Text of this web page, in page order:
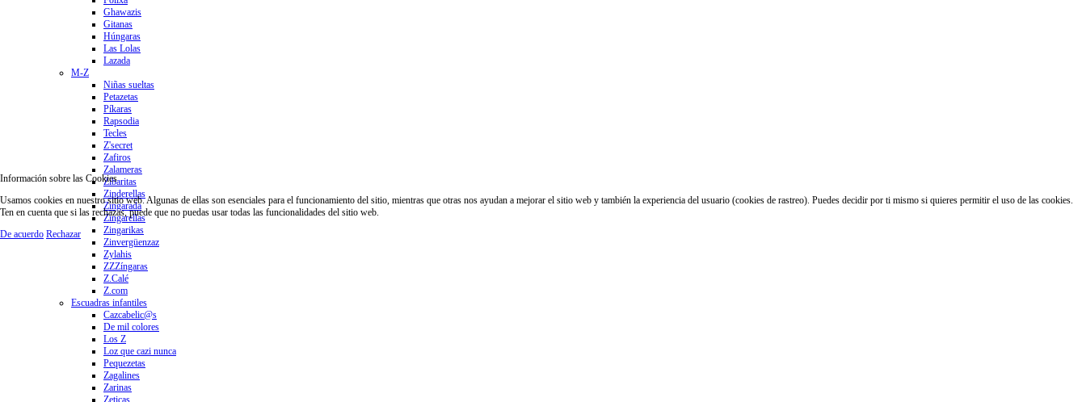
Ghawazis
Gitanas
Húngaras
Las Lolas
Lazada
M-Z
Niñas sueltas
Petazetas
Píkaras
Rapsodia
Tecles
Z'secret
Zafiros
Zalameras
Zibaritas
Zinderellas
Zingarada
Zingarellas
Zingarikas
Zinvergüenzaz
Zylahis
ZZZíngaras
Z.Calé
Z.com
Escuadras infantiles
Cazcabelic@s
De mil colores
Los Z
Loz que cazi nunca
Pequezetas
Zagalines
Zarinas
Zeticas
Información sobre las Cookies
Usamos cookies en nuestro sitio web. Algunas de ellas son esenciales para el funcionamiento del sitio, mientras que otras nos ayudan a mejorar el sitio web y también la experiencia del usuario (cookies de rastreo). Puedes decidir por ti mismo si quieres permitir el uso de las cookies.
Ten en cuenta que si las rechazas, puede que no puedas usar todas las funcionalidades del sitio web.
De acuerdo Rechazar